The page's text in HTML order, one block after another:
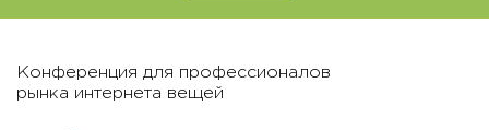
Конференция для профессионалов
рынка интернета вещей